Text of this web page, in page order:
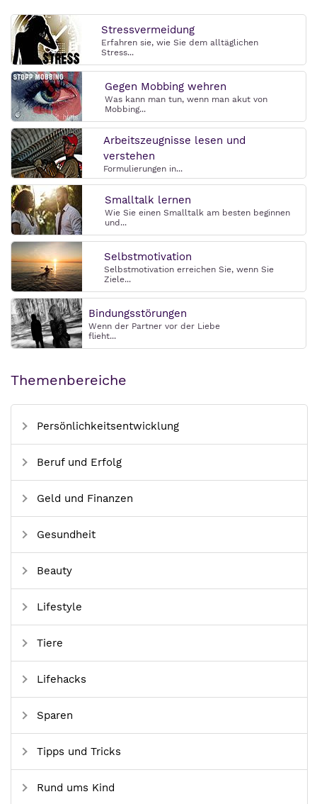
Stressvermeidung
Erfahren sie, wie Sie dem alltäglichen
Stress...
Gegen Mobbing wehren
Was kann man tun, wenn man akut von
Mobbing...
Arbeitszeugnisse lesen und
verstehen
Formulierungen in...
Smalltalk lernen
Wie Sie einen Smalltalk am besten beginnen
und...
Selbstmotivation
Selbstmotivation erreichen Sie, wenn Sie
Ziele...
Bindungsstörungen
Wenn der Partner vor der Liebe
flieht...
Themenbereiche
Persönlichkeitsentwicklung
Beruf und Erfolg
Geld und Finanzen
Gesundheit
Beauty
Lifestyle
Tiere
Lifehacks
Sparen
Tipps und Tricks
Rund ums Kind